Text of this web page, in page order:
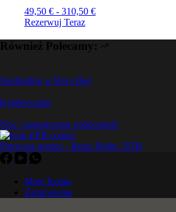
49,50 € - 310,50 €
Rezerwuj Teraz
Również Polecamy:
Snorkeling w Rays Bay
Kajakowanie
Noc i ograniczona widoczność
Pierwsza pomoc - React Right / EFR
Moje Konto
Zamówienia